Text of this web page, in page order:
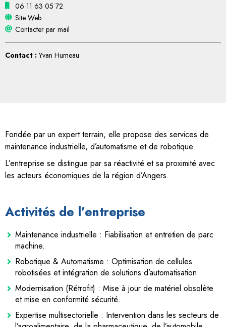
06 11 63 05 72
Site Web
Contacter par mail
Contact :Yvan Humeau
Fondée par un expert terrain, elle propose des services de
maintenance industrielle, d’automatisme et de robotique.
L’entreprise se distingue par sa réactivité et sa proximité avec
les acteurs économiques de la région d’Angers.
Activités de l’entreprise
Maintenance industrielle : Fiabilisation et entretien de parc
machine.
Robotique & Automatisme : Optimisation de cellules
robotisées et intégration de solutions d’automatisation.
Modernisation (Rétrofit) : Mise à jour de matériel obsolète
et mise en conformité sécurité.
Expertise multisectorielle : Intervention dans les secteurs de